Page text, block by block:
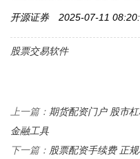
开源证券 2025-07-11
股票交易软件
上一篇： 期货配资门户 股市
金融工具
下一篇： 股票配资手续费 正